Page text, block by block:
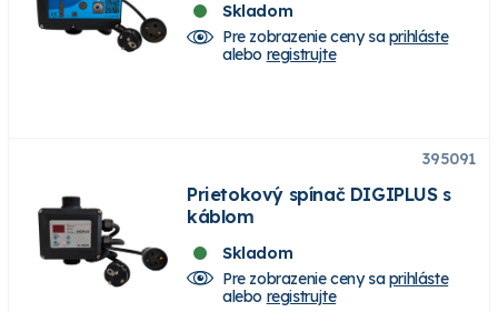
Skladom
Pre zobrazenie ceny saprihláste
alebo registrujte
395091
Prietokový spínač DIGIPLUS s
káblom
Skladom
Pre zobrazenie ceny saprihláste
alebo registrujte